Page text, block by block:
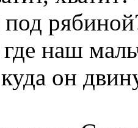
наш
он